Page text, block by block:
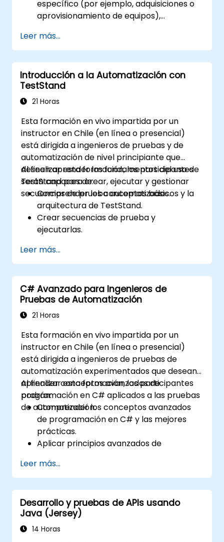
específico (por ejemplo, adquisiciones o
aprovisionamiento de equipos),
Leer más...
Introducción a la Automatización con
TestStand
21 Horas
Esta formación en vivo impartida por un
instructor en Chile (en línea o presencial)
está dirigida a ingenieros de pruebas y de
automatización de nivel principiante que
deseen aprender los fundamentos del uso de
TestStand para crear, ejecutar y gestionar
secuencias de prueba automatizadas.
Al finalizar esta formación, los participantes
serán capaces de:
Comprender los conceptos básicos y la
arquitectura de TestStand.
Crear secuencias de prueba y
ejecutarlas.
de TestStand en entornos de desarrollo
de pruebas basados en equipos.
Integrar TestStand con otras
herramientas de software e instrumentos
de prueba.
Desarrollar pasos de prueba
(plugins) en TestStand.
Leer más...
C# Avanzado para Ingenieros de
Pruebas de Automatización
21 Horas
Esta formación en vivo impartida por un
instructor en Chile (en línea o presencial)
está dirigida a ingenieros de pruebas de
automatización experimentados que desean
aprender conceptos avanzados de
programación en C# aplicados a las pruebas
de automatización.
Al finalizar esta formación, los participantes
podrán:
Comprender los conceptos avanzados
de programación en C# y las mejores
prácticas.
Aplicar principios avanzados de
crear soluciones de automatización
eficientes y flexibles.
Diseñar y desarrollar marcos
(frameworks) de automatización
modulares y reutilizables utilizando las
mejores prácticas de la industria.
Leer más...
Desarrollo y pruebas de APIs usando
Java (Jersey)
14 Horas